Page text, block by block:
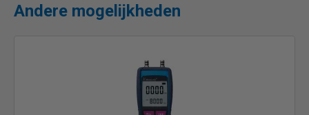
Andere mogelijkheden